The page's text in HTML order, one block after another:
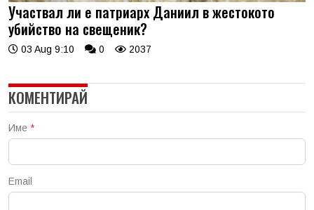
Участвал ли е патриарх Даниил в жестокото
убийство на свещеник?
03 Aug 9:10 0 2037
КОМЕНТИРАЙ
Име *
Email